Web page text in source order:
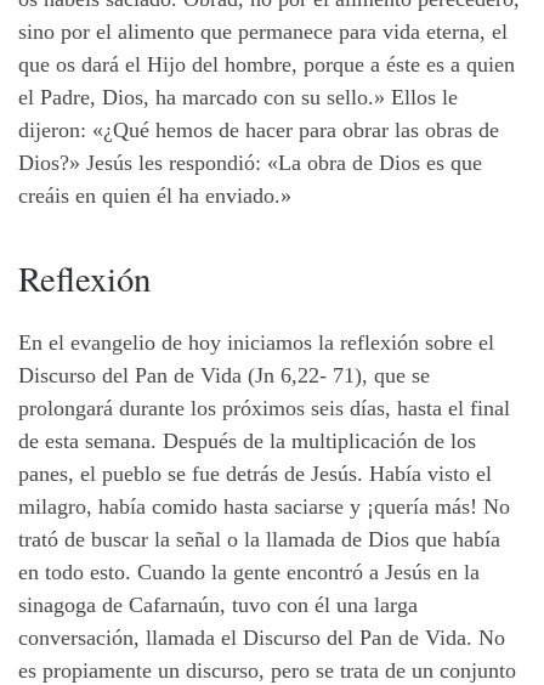
sino por el alimento que permanece para vida eterna, el
que os dará el Hijo del hombre, porque a éste es a quien
el Padre, Dios, ha marcado con su sello.» Ellos le
dijeron: «¿Qué hemos de hacer para obrar las obras de
Dios?» Jesús les respondió: «La obra de Dios es que
creáis en quien él ha enviado.»
Reflexión
En el evangelio de hoy iniciamos la reflexión sobre el
Discurso del Pan de Vida (Jn 6,22- 71), que se
prolongará durante los próximos seis días, hasta el final
de esta semana. Después de la multiplicación de los
panes, el pueblo se fue detrás de Jesús. Había visto el
milagro, había comido hasta saciarse y ¡quería más! No
trató de buscar la señal o la llamada de Dios que había
en todo esto. Cuando la gente encontró a Jesús en la
sinagoga de Cafarnaún, tuvo con él una larga
conversación, llamada el Discurso del Pan de Vida. No
es propiamente un discurso, pero se trata de un conjunto